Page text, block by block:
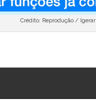
Crédito: Reprodução / Igerar